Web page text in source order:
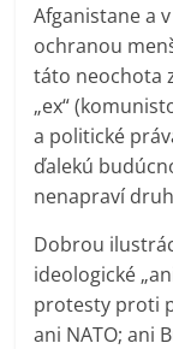
Afganistane a
ochranou
táto neochota
„ex“
a politické
ďalekú
nenapraví
Dobrou
ideologické
protesty proti
ani NATO; ani